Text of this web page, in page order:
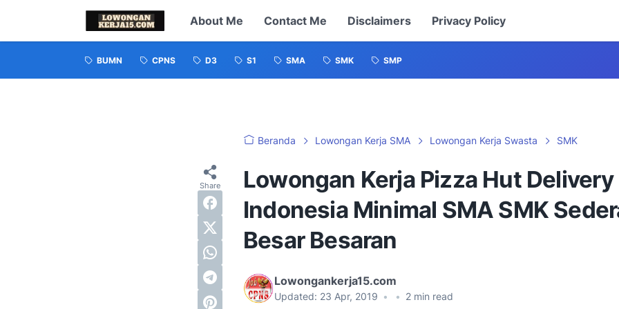
About Me Contact Me Disclaimers Privacy Policy
BUMN CPNS D3 S1 SMA SMK SMP
Beranda Lowongan Kerja SMA Lowongan Kerja Swasta SMK
Lowongan Kerja Pizza Hut Delivery
Indonesia Minimal SMA SMK
Besar Besaran
Lowongankerja15.com
Updated: 23 Apr, 2019 • • 2 min read